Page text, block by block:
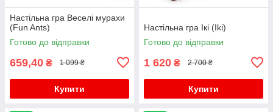
Настільна гра Веселі мурахи
(Fun Ants)
Готово до відправки
659,40 ₴ 1 099 ₴
Купити
Настільна гра Ікі (Iki)
Готово до відправки
1 620 ₴ 2 700 ₴
Купити